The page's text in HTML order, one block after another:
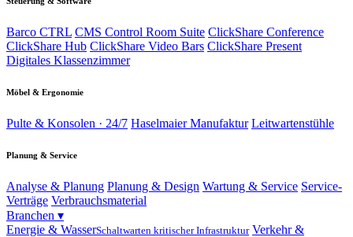
Barco CTRL CMS Control Room Suite ClickShare Conference
ClickShare Hub ClickShare Video Bars ClickShare Present
Digitales Klassenzimmer
Möbel & Ergonomie
Pulte & Konsolen · 24/7 Haselmaier Manufaktur Leitwartenstühle
Planung & Service
Analyse & Planung Planung & Design Wartung & Service Service-
Verträge Verbrauchsmaterial
Branchen ▾
Energie & WasserSchaltwarten kritischer Infrastruktur Verkehr &